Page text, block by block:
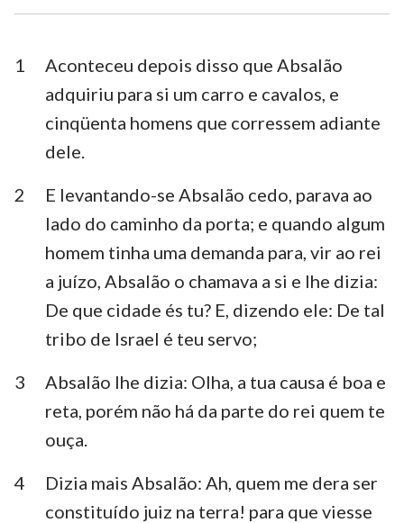
Esdras Neemias
Ester Jó
Salmos Provérbios
Eclesiastes
Lamentações Ezequiel
Daniel Oséias
Joel
Obadias Jonas
Miquéias Naum
Habacuque Sofonias
Ageu
Malaquias
1
Aconteceu depois disso que Absalão
adquiriu para si um carro e cavalos, e
cinqüenta homens que corressem adiante
dele.
2
E levantando-se Absalão cedo, parava ao
lado do caminho da porta; e quando algum
homem tinha uma demanda para, vir ao rei
a juízo, Absalão o chamava a si e lhe dizia:
De que cidade és tu? E, dizendo ele: De tal
tribo de Israel é teu servo;
3
Absalão lhe dizia: Olha, a tua causa é boa e
reta, porém não há da parte do rei quem te
ouça.
4
Dizia mais Absalão: Ah, quem me dera ser
constituído juiz na terra! para que viesse